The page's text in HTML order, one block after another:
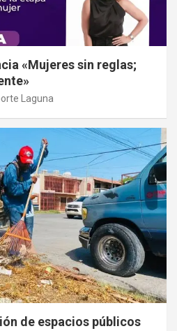
«Mujeres sin reglas;
Laguna
de espacios públicos